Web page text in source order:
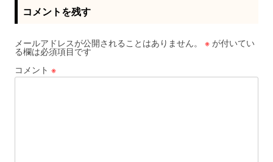
コメントを残す
メールアドレスが公開されることはありません。 ※ が付いてい
る欄は必須項目です
コメント ※